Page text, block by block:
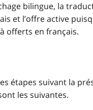
bilingue, la
et l’offre active
offerts en français.
étapes suivant la
les suivantes.